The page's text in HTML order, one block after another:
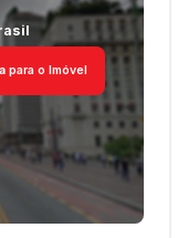
para o Imóvel